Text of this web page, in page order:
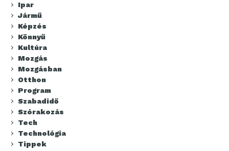
Ipar
Jármű
Képzés
Könnyű
Kultúra
Mozgás
Mozgásban
Otthon
Program
Szabadidő
Szórakozás
Tech
Technológia
Tippek